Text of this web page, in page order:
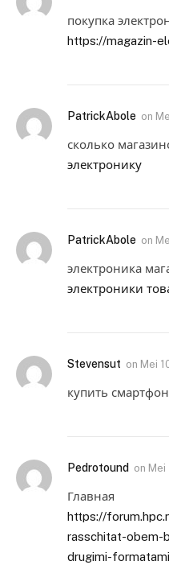
покупка
https://magazin-
PatrickAbole on
сколько
электронику
PatrickAbole on
электроника
электроники
Stevensut on Mei
купить
Pedrotound on Mei
Главная
https://
rasschitat-obem-
drugimi-